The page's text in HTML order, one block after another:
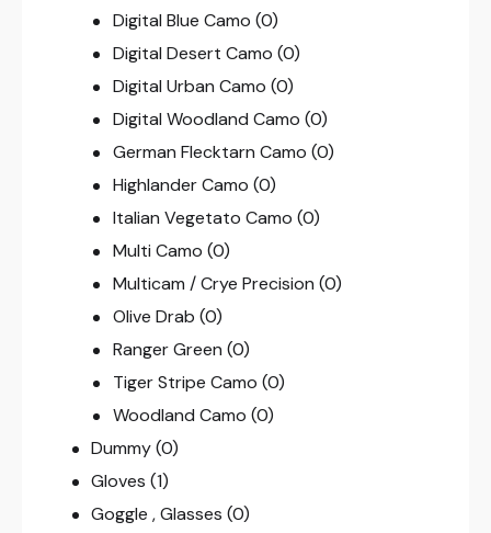
Digital Blue Camo (0)
Digital Desert Camo (0)
Digital Urban Camo (0)
Digital Woodland Camo (0)
German Flecktarn Camo (0)
Highlander Camo (0)
Italian Vegetato Camo (0)
Multi Camo (0)
Multicam / Crye Precision (0)
Olive Drab (0)
Ranger Green (0)
Tiger Stripe Camo (0)
Woodland Camo (0)
Dummy (0)
Gloves (1)
Goggle , Glasses (0)